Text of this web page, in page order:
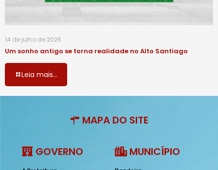
14 de julho de 2026
Um sonho antigo se torna realidade no Alto Santiago
Leia mais...
MAPA DO SITE
GOVERNO MUNICÍPIO